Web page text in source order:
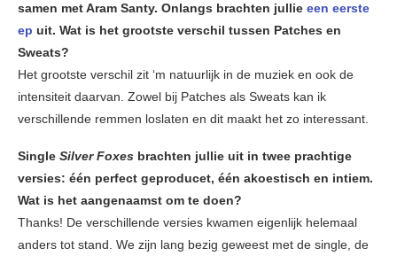
samen met Aram Santy. Onlangs brachten jullie een eerste
ep uit. Wat is het grootste verschil tussen Patches en
Sweats?
Het grootste verschil zit ‘m natuurlijk in de muziek en ook de
intensiteit daarvan. Zowel bij Patches als Sweats kan ik
verschillende remmen loslaten en dit maakt het zo interessant.
Single Silver Foxes brachten jullie uit in twee prachtige
versies: één perfect geproducet, één akoestisch en intiem.
Wat is het aangenaamst om te doen?
Thanks! De verschillende versies kwamen eigenlijk helemaal
anders tot stand. We zijn lang bezig geweest met de single, de